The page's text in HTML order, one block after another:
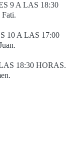
9 A LAS 18:30
10 A LAS 17:00
18:30 HORAS.